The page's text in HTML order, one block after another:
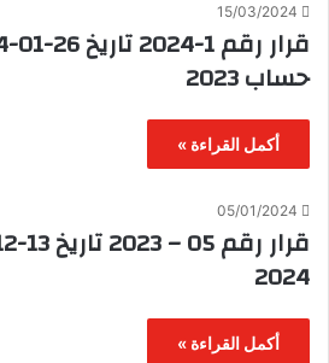
15/03/2024
حساب 2023
أكمل القراءة »
05/01/2024
2024
أكمل القراءة »